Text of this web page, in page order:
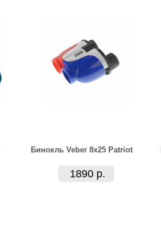
Бинокль Veber 8x25 Patriot
1890 р.